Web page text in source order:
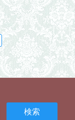
検索